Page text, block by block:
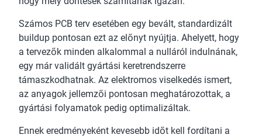
Számos PCB terv esetében egy bevált, standardizált
buildup pontosan ezt az előnyt nyújtja. Ahelyett, hogy
a tervezők minden alkalommal a nulláról indulnának,
egy már validált gyártási keretrendszerre
támaszkodhatnak. Az elektromos viselkedés ismert,
az anyagok jellemzői pontosan meghatározottak, a
gyártási folyamatok pedig optimalizáltak.
Ennek eredményeként kevesebb időt kell fordítani a